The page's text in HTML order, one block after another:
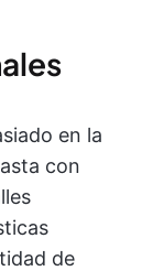
en la
con
de